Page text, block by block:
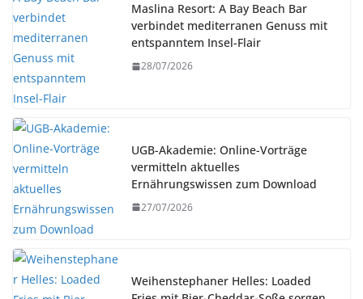
Maslina Resort: A Bay Beach Bar
verbindet mediterranen Genuss mit
entspanntem Insel-Flair
28/07/2026
UGB-Akademie: Online-Vorträge
vermitteln aktuelles
Ernährungswissen zum Download
27/07/2026
Weihenstephaner Helles: Loaded